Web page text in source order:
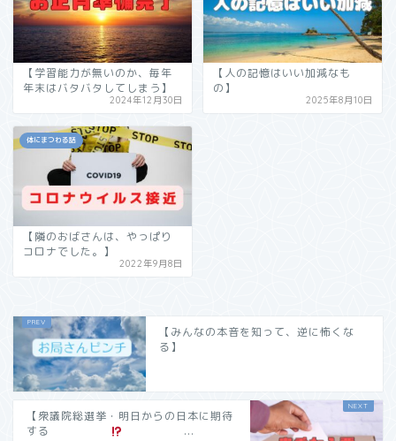
【学習能力が無いのか、毎年
年末はバタバタしてしまう】
2024年12月30日
【人の記憶はいい加減なも
の】
2025年8月10日
体にまつわる話
【隣のおばさんは、やっぱり
コロナでした。】
2022年9月8日
【みんなの本音を知って、逆に怖くな
る】
【衆議院総選挙・明日からの日本に期待
する
...